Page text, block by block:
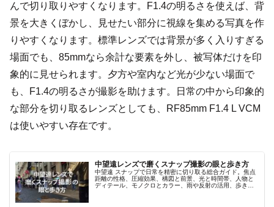
んで切り取りやすくなります。F1.4の明るさを使えば、背
景を大きくぼかし、見せたい部分に視線を集める写真を作
りやすくなります。標準レンズでは背景が多く入りすぎる
場面でも、85mmなら余計な要素を外し、被写体だけを印
象的に見せられます。夕方や室内など光が少ない場面で
も、F1.4の明るさが撮影を助けます。日常の中から印象的
な部分を切り取るレンズとしても、RF85mm F1.4 L VCM
は使いやすい存在です。
中望遠レンズで磨くスナップ撮影の眼と歩き方
中望遠 スナップで日常を精密に切り取る総合ガイド。焦点
距離の性格、圧縮効果、構図と前景、光と時間帯、人物と
ディテール、モノクロとカラー、雨や反射の活用、歩き方